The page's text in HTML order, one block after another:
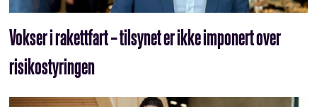
Vokser i rakettfart – tilsynet er ikke imponert over
risikostyringen